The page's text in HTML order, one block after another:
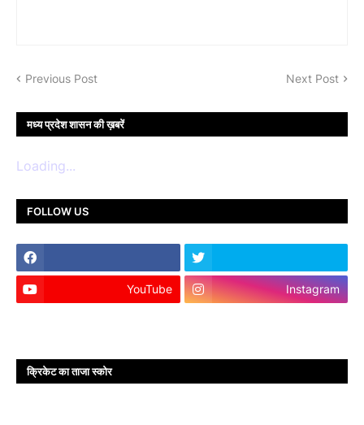
Previous Post Next Post
मध्य प्रदेश शासन की ख़बरें
Loading...
FOLLOW US
YouTube Instagram
क्रिकेट का ताजा स्कोर